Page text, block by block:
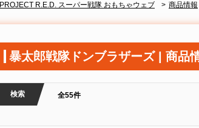
PROJECT R.E.D. スーパー戦隊 おもちゃウェブ 商品情報
暴太郎戦隊ドンブラザーズ | 商品
検索 全55件